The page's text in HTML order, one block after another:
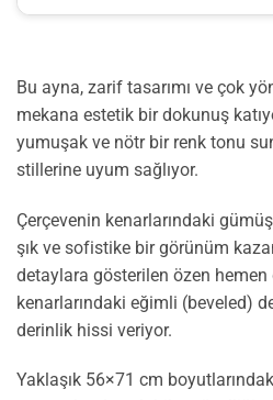
Bu ayna, zarif tasarımı ve çok
mekana estetik bir dokunuş
yumuşak ve nötr bir renk tonu
stillerine uyum sağlıyor.
Çerçevenin kenarlarındaki
şık ve sofistike bir görünüm
detaylara gösterilen özen hemen
kenarlarındaki eğimli (beveled)
derinlik hissi veriyor.
Yaklaşık 56×71 cm